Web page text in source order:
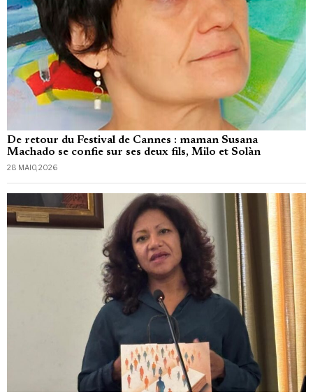
De retour du Festival de Cannes : maman Susana
Machado se confie sur ses deux fils, Milo et Solàn
28 MAIO, 2026